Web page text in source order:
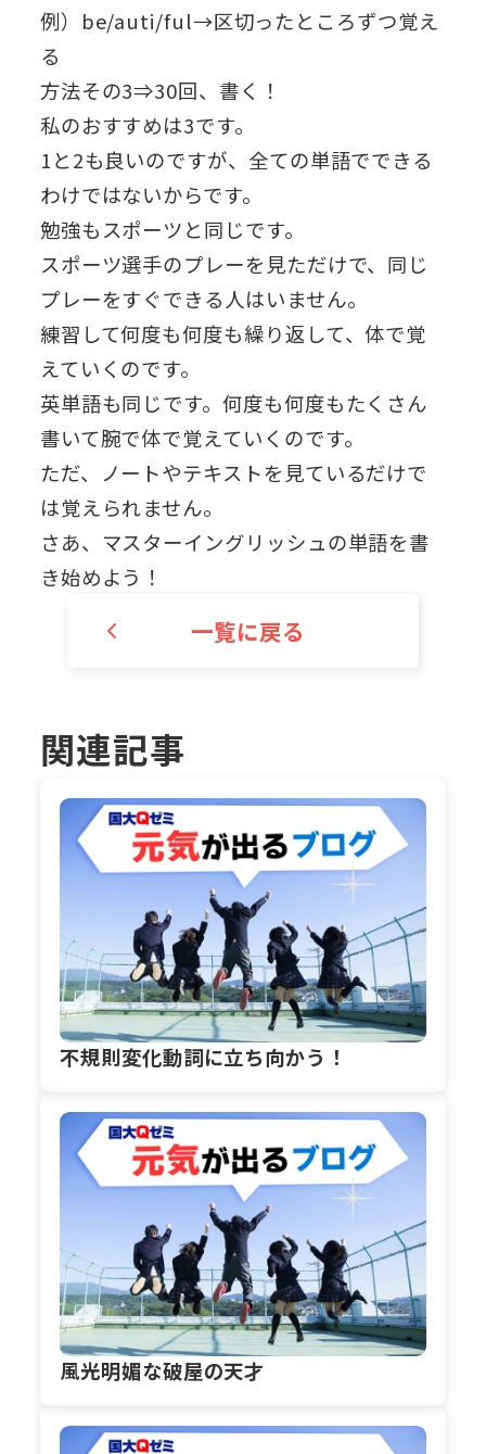
例）be/auti/ful→区切ったところずつ覚え
る
方法その3⇒30回、書く！
私のおすすめは3です。
1と2も良いのですが、全ての単語でできる
わけではないからです。
勉強もスポーツと同じです。
スポーツ選手のプレーを見ただけで、同じ
プレーをすぐできる人はいません。
練習して何度も何度も繰り返して、体で覚
えていくのです。
英単語も同じです。何度も何度もたくさん
書いて腕で体で覚えていくのです。
ただ、ノートやテキストを見ているだけで
は覚えられません。
さあ、マスターイングリッシュの単語を書
き始めよう！
一覧に戻る
関連記事
不規則変化動詞に立ち向かう！
風光明媚な破屋の天才